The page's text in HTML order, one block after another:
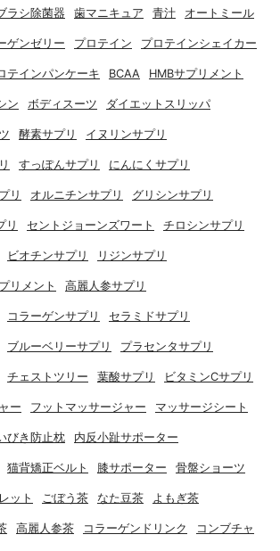
ラシ除菌器 歯マニキュア 青汁 オートミール
ゲンゼリー プロテイン プロテインシェイカー
テインパンケーキ BCAA HMBサプリメント
ン ボディスーツ ダイエットスリッパ
酵素サプリ イヌリンサプリ
すっぽんサプリ にんにくサプリ
リ オルニチンサプリ グリシンサプリ
リ セントジョーンズワート チロシンサプリ
ビオチンサプリ リジンサプリ
リメント 高麗人参サプリ
コラーゲンサプリ セラミドサプリ
ブルーベリーサプリ プラセンタサプリ
チェストツリー 葉酸サプリ ビタミンCサプリ
ー フットマッサージャー マッサージシート
びき防止枕 内反小趾サポーター
猫背矯正ベルト 膝サポーター 骨盤ショーツ
ット ごぼう茶 なた豆茶 よもぎ茶
高麗人参茶 コラーゲンドリンク コンブチャ